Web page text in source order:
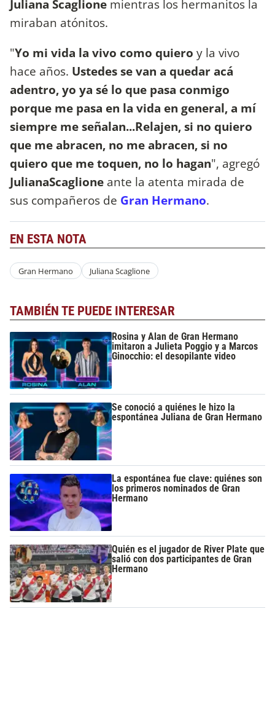
Juliana Scaglione mientras los hermanitos la
miraban atónitos.
"Yo mi vida la vivo como quiero y la vivo
hace años. Ustedes se van a quedar acá
adentro, yo ya sé lo que pasa conmigo
porque me pasa en la vida en general, a mí
siempre me señalan...Relajen, si no quiero
que me abracen, no me abracen, si no
quiero que me toquen, no lo hagan", agregó
JulianaScaglione ante la atenta mirada de
sus compañeros de Gran Hermano.
EN ESTA NOTA
Gran Hermano Juliana Scaglione
TAMBIÉN TE PUEDE INTERESAR
Rosina y Alan de Gran Hermano
imitaron a Julieta Poggio y a Marcos
Ginocchio: el desopilante video
Se conoció a quiénes le hizo la
espontánea Juliana de Gran Hermano
La espontánea fue clave: quiénes son
los primeros nominados de Gran
Hermano
Quién es el jugador de River Plate que
salió con dos participantes de Gran
Hermano